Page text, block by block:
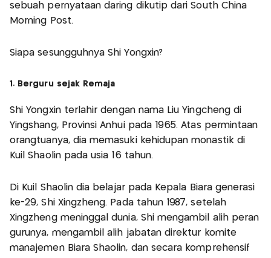
sebuah pernyataan daring dikutip dari South China
Morning Post.
Siapa sesungguhnya Shi Yongxin?
1. Berguru sejak Remaja
Shi Yongxin terlahir dengan nama Liu Yingcheng di
Yingshang, Provinsi Anhui pada 1965. Atas permintaan
orangtuanya, dia memasuki kehidupan monastik di
Kuil Shaolin pada usia 16 tahun.
Di Kuil Shaolin dia belajar pada Kepala Biara generasi
ke-29, Shi Xingzheng. Pada tahun 1987, setelah
Xingzheng meninggal dunia, Shi mengambil alih peran
gurunya, mengambil alih jabatan direktur komite
manajemen Biara Shaolin, dan secara komprehensif